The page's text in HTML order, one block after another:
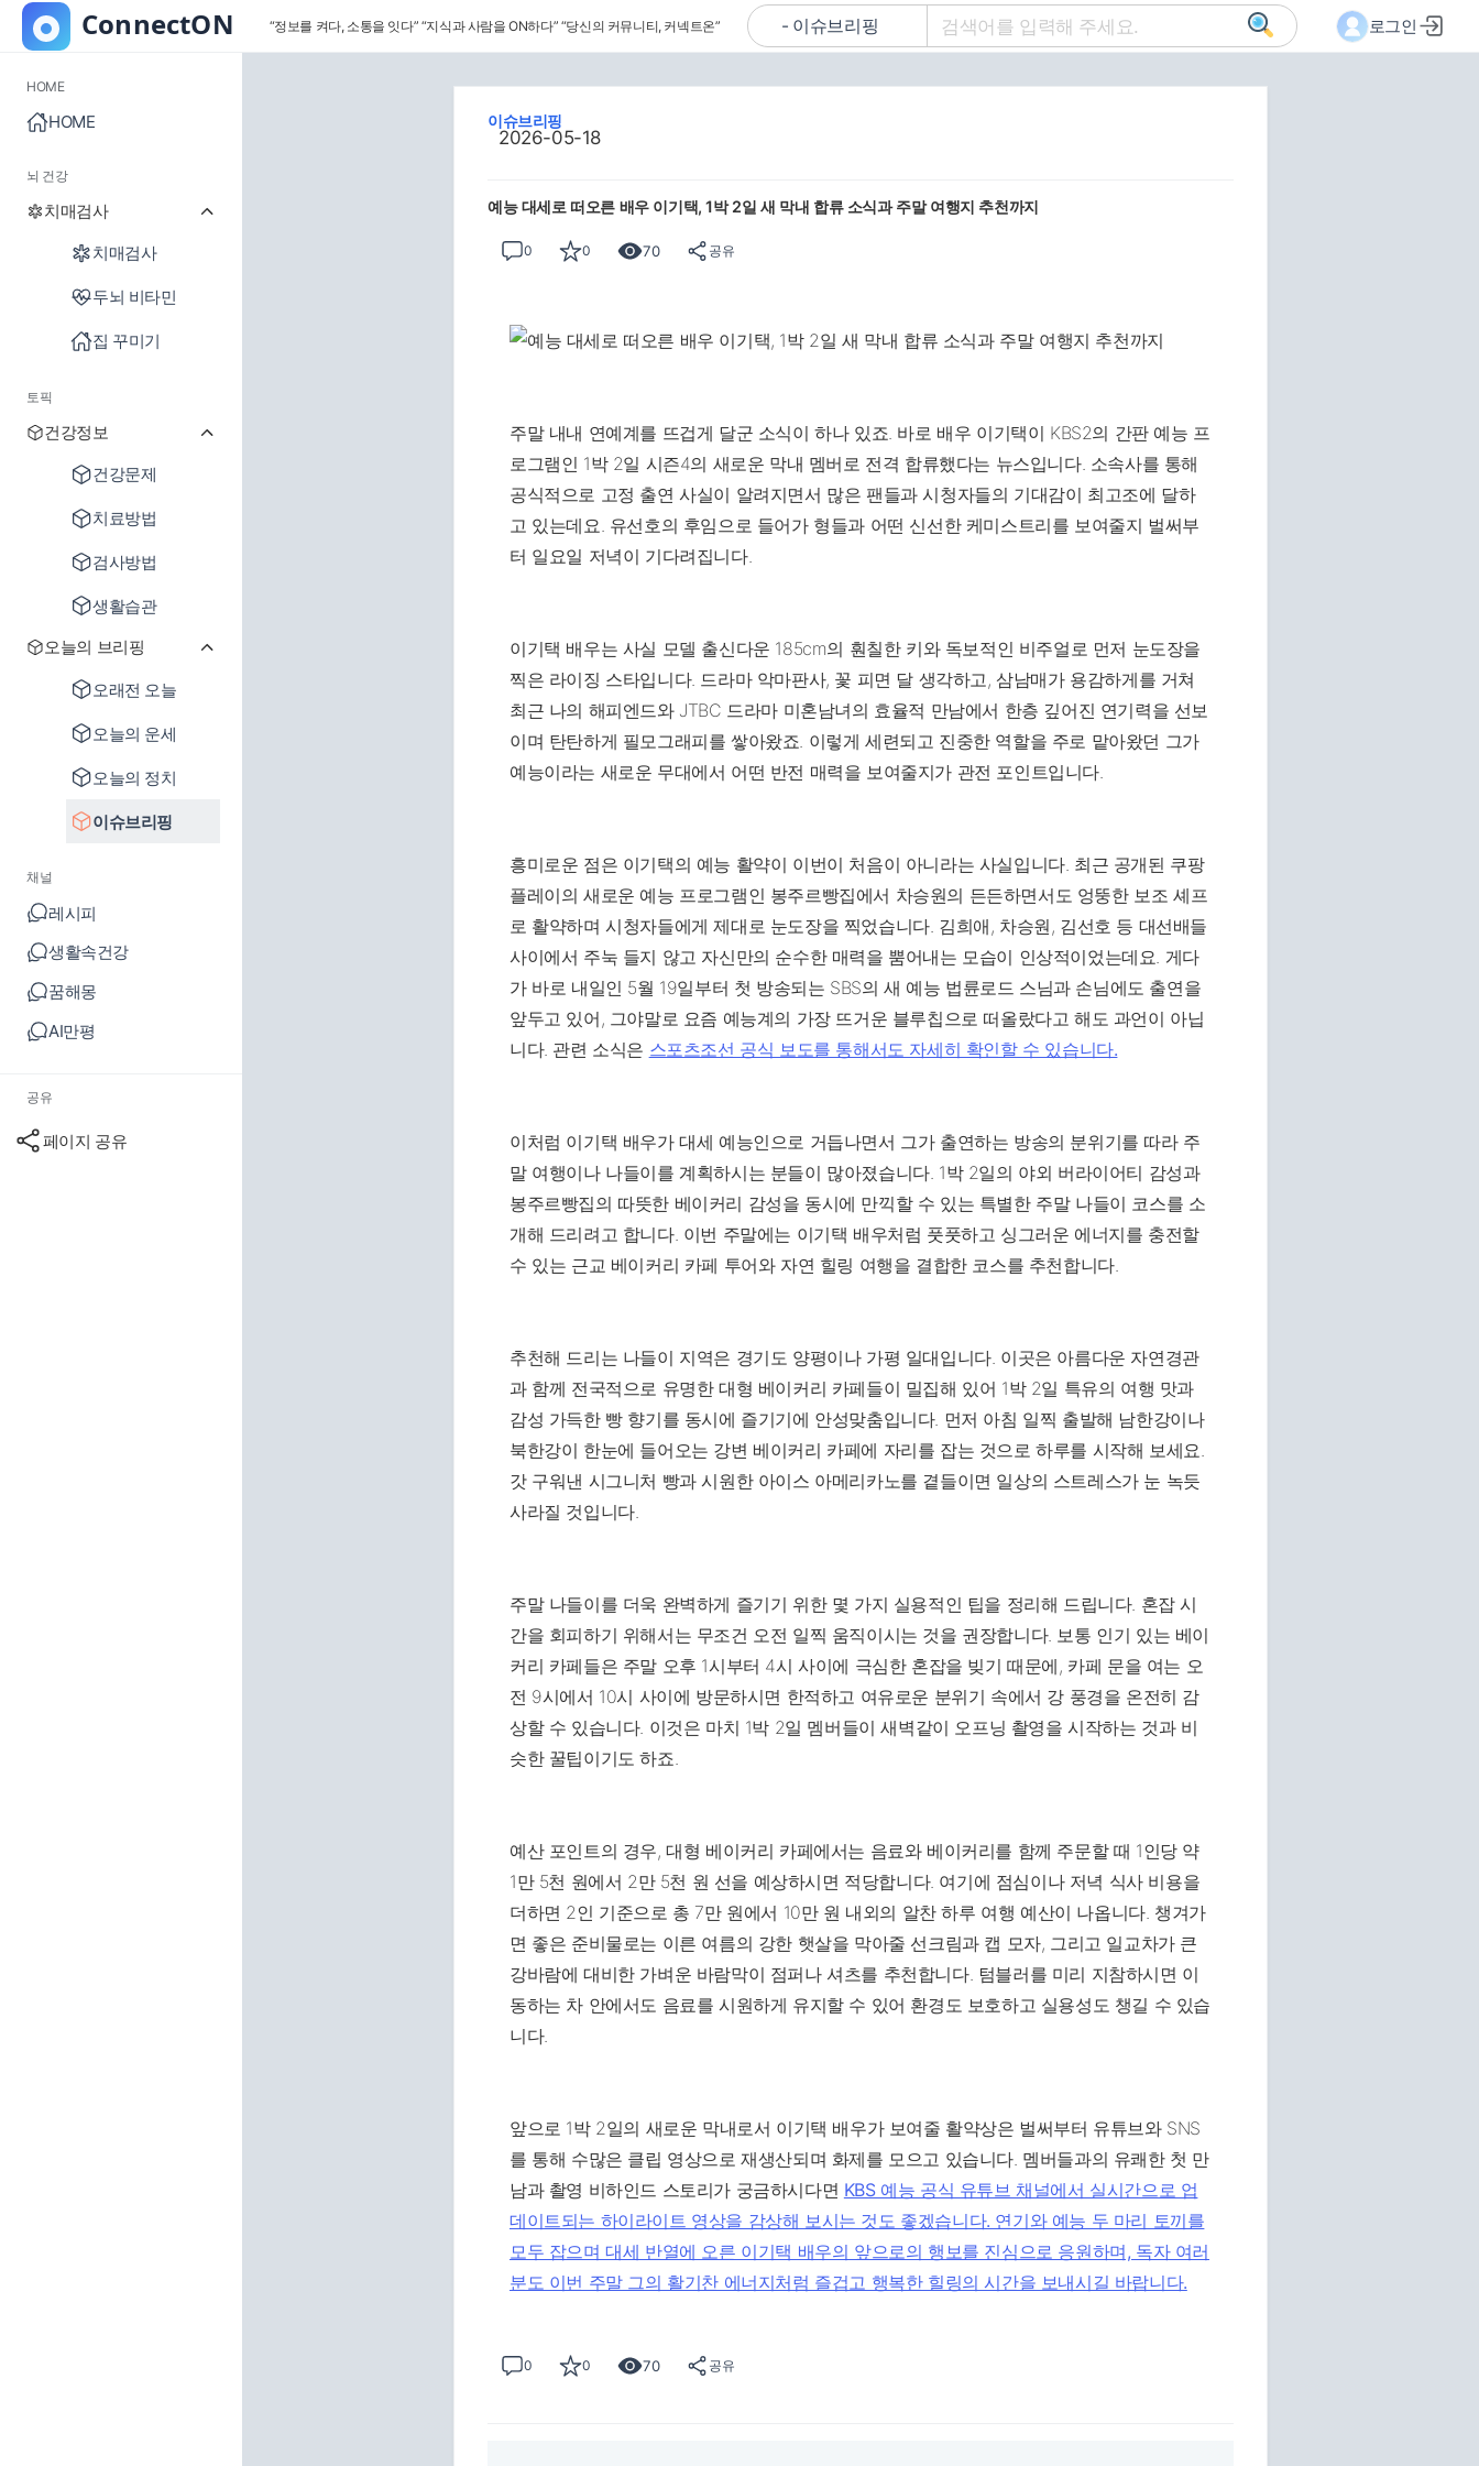
“정보를 켜다, 소통을 잇다” “지식과 사람을 ON하다” “당신의 커뮤니티, 커넥트온” 로그인
HOME
HOME
뇌 건강
치매검사
치매검사
두뇌 비타민
집 꾸미기
토픽
건강정보
건강문제
치료방법
검사방법
생활습관
오늘의 브리핑
오래전 오늘
오늘의 운세
오늘의 정치
이슈브리핑
채널
레시피
생활속건강
꿈해몽
AI만평
공유
페이지 공유
이슈브리핑
2026-05-18
예능 대세로 떠오른 배우 이기택, 1박 2일 새 막내 합류 소식과 주말 여행지 추천까지
0 0 70 공유
주말 내내 연예계를 뜨겁게 달군 소식이 하나 있죠. 바로 배우 이기택이 KBS2의 간판 예능 프
로그램인 1박 2일 시즌4의 새로운 막내 멤버로 전격 합류했다는 뉴스입니다. 소속사를 통해
공식적으로 고정 출연 사실이 알려지면서 많은 팬들과 시청자들의 기대감이 최고조에 달하
고 있는데요. 유선호의 후임으로 들어가 형들과 어떤 신선한 케미스트리를 보여줄지 벌써부
터 일요일 저녁이 기다려집니다.
이기택 배우는 사실 모델 출신다운 185cm의 훤칠한 키와 독보적인 비주얼로 먼저 눈도장을
찍은 라이징 스타입니다. 드라마 악마판사, 꽃 피면 달 생각하고, 삼남매가 용감하게를 거쳐
최근 나의 해피엔드와 JTBC 드라마 미혼남녀의 효율적 만남에서 한층 깊어진 연기력을 선보
이며 탄탄하게 필모그래피를 쌓아왔죠. 이렇게 세련되고 진중한 역할을 주로 맡아왔던 그가
예능이라는 새로운 무대에서 어떤 반전 매력을 보여줄지가 관전 포인트입니다.
흥미로운 점은 이기택의 예능 활약이 이번이 처음이 아니라는 사실입니다. 최근 공개된 쿠팡
플레이의 새로운 예능 프로그램인 봉주르빵집에서 차승원의 든든하면서도 엉뚱한 보조 셰프
로 활약하며 시청자들에게 제대로 눈도장을 찍었습니다. 김희애, 차승원, 김선호 등 대선배들
사이에서 주눅 들지 않고 자신만의 순수한 매력을 뿜어내는 모습이 인상적이었는데요. 게다
가 바로 내일인 5월 19일부터 첫 방송되는 SBS의 새 예능 법륜로드 스님과 손님에도 출연을
앞두고 있어, 그야말로 요즘 예능계의 가장 뜨거운 블루칩으로 떠올랐다고 해도 과언이 아닙
니다. 관련 소식은 스포츠조선 공식 보도를 통해서도 자세히 확인할 수 있습니다.
이처럼 이기택 배우가 대세 예능인으로 거듭나면서 그가 출연하는 방송의 분위기를 따라 주
말 여행이나 나들이를 계획하시는 분들이 많아졌습니다. 1박 2일의 야외 버라이어티 감성과
봉주르빵집의 따뜻한 베이커리 감성을 동시에 만끽할 수 있는 특별한 주말 나들이 코스를 소
개해 드리려고 합니다. 이번 주말에는 이기택 배우처럼 풋풋하고 싱그러운 에너지를 충전할
수 있는 근교 베이커리 카페 투어와 자연 힐링 여행을 결합한 코스를 추천합니다.
추천해 드리는 나들이 지역은 경기도 양평이나 가평 일대입니다. 이곳은 아름다운 자연경관
과 함께 전국적으로 유명한 대형 베이커리 카페들이 밀집해 있어 1박 2일 특유의 여행 맛과
감성 가득한 빵 향기를 동시에 즐기기에 안성맞춤입니다. 먼저 아침 일찍 출발해 남한강이나
북한강이 한눈에 들어오는 강변 베이커리 카페에 자리를 잡는 것으로 하루를 시작해 보세요.
갓 구워낸 시그니처 빵과 시원한 아이스 아메리카노를 곁들이면 일상의 스트레스가 눈 녹듯
사라질 것입니다.
주말 나들이를 더욱 완벽하게 즐기기 위한 몇 가지 실용적인 팁을 정리해 드립니다. 혼잡 시
간을 회피하기 위해서는 무조건 오전 일찍 움직이시는 것을 권장합니다. 보통 인기 있는 베이
커리 카페들은 주말 오후 1시부터 4시 사이에 극심한 혼잡을 빚기 때문에, 카페 문을 여는 오
전 9시에서 10시 사이에 방문하시면 한적하고 여유로운 분위기 속에서 강 풍경을 온전히 감
상할 수 있습니다. 이것은 마치 1박 2일 멤버들이 새벽같이 오프닝 촬영을 시작하는 것과 비
슷한 꿀팁이기도 하죠.
예산 포인트의 경우, 대형 베이커리 카페에서는 음료와 베이커리를 함께 주문할 때 1인당 약
1만 5천 원에서 2만 5천 원 선을 예상하시면 적당합니다. 여기에 점심이나 저녁 식사 비용을
더하면 2인 기준으로 총 7만 원에서 10만 원 내외의 알찬 하루 여행 예산이 나옵니다. 챙겨가
면 좋은 준비물로는 이른 여름의 강한 햇살을 막아줄 선크림과 캡 모자, 그리고 일교차가 큰
강바람에 대비한 가벼운 바람막이 점퍼나 셔츠를 추천합니다. 텀블러를 미리 지참하시면 이
동하는 차 안에서도 음료를 시원하게 유지할 수 있어 환경도 보호하고 실용성도 챙길 수 있습
니다.
앞으로 1박 2일의 새로운 막내로서 이기택 배우가 보여줄 활약상은 벌써부터 유튜브와 SNS
를 통해 수많은 클립 영상으로 재생산되며 화제를 모으고 있습니다. 멤버들과의 유쾌한 첫 만
남과 촬영 비하인드 스토리가 궁금하시다면 KBS 예능 공식 유튜브 채널에서 실시간으로 업
데이트되는 하이라이트 영상을 감상해 보시는 것도 좋겠습니다. 연기와 예능 두 마리 토끼를
모두 잡으며 대세 반열에 오른 이기택 배우의 앞으로의 행보를 진심으로 응원하며, 독자 여러
분도 이번 주말 그의 활기찬 에너지처럼 즐겁고 행복한 힐링의 시간을 보내시길 바랍니다.
0 0 70 공유